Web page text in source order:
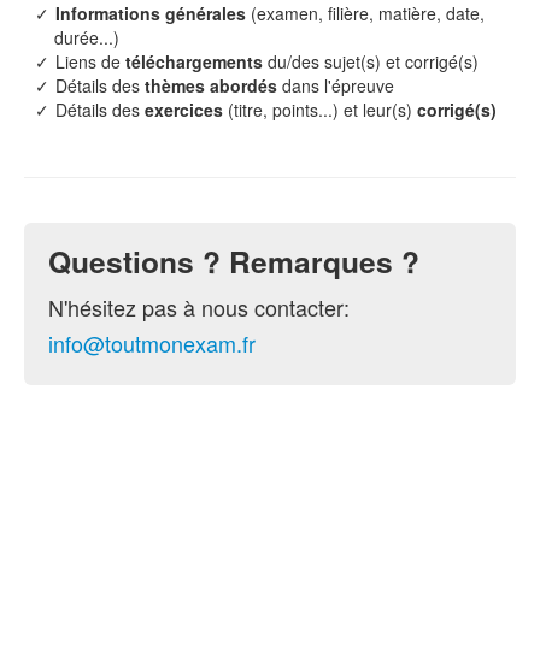
Informations générales (examen, filière, matière, date,
durée...)
Liens detéléchargements du/des sujet(s) et corrigé(s)
Détails desthèmes abordés dans l'épreuve
Détails desexercices (titre, points...) et leur(s)corrigé(s)
Questions ? Remarques ?
N'hésitez pas à nous contacter:
info@toutmonexam.fr